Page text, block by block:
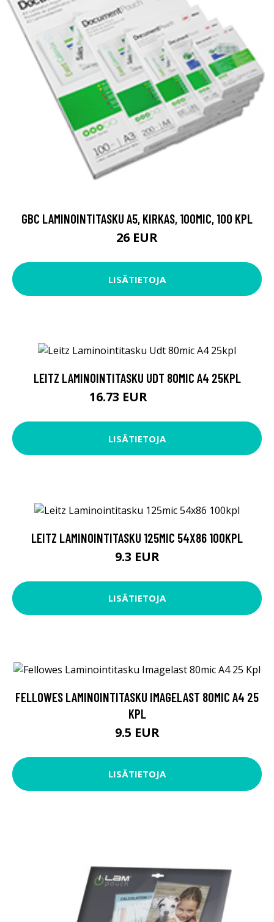
GBC LAMINOINTITASKU A5, KIRKAS, 100MIC, 100 KPL
26 EUR
LISÄTIETOJA
LEITZ LAMINOINTITASKU UDT 80MIC A4 25KPL
16.73 EUR
LISÄTIETOJA
LEITZ LAMINOINTITASKU 125MIC 54X86 100KPL
9.3 EUR
LISÄTIETOJA
FELLOWES LAMINOINTITASKU IMAGELAST 80MIC A4 25
KPL
9.5 EUR
LISÄTIETOJA